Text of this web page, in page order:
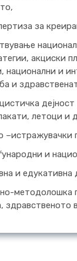
за
акциски
национални и
и
летоци и
и
и едукативна
методолошка